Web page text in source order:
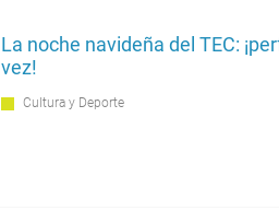
La noche navideña del TEC:
vez!
Cultura y Deporte